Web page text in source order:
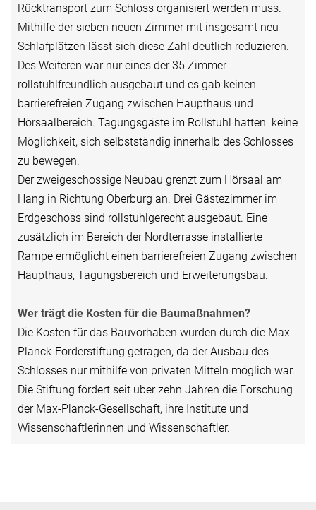
Rücktransport zum Schloss organisiert werden muss.
Mithilfe der sieben neuen Zimmer mit insgesamt neu
Schlafplätzen lässt sich diese Zahl deutlich reduzieren.
Des Weiteren war nur eines der 35 Zimmer
rollstuhlfreundlich ausgebaut und es gab keinen
barrierefreien Zugang zwischen Haupthaus und
Hörsaalbereich. Tagungsgäste im Rollstuhl hatten keine
Möglichkeit, sich selbstständig innerhalb des Schlosses
zu bewegen.
Der zweigeschossige Neubau grenzt zum Hörsaal am
Hang in Richtung Oberburg an. Drei Gästezimmer im
Erdgeschoss sind rollstuhlgerecht ausgebaut. Eine
zusätzlich im Bereich der Nordterrasse installierte
Rampe ermöglicht einen barrierefreien Zugang zwischen
Haupthaus, Tagungsbereich und Erweiterungsbau.
Wer trägt die Kosten für die Baumaßnahmen?
Die Kosten für das Bauvorhaben wurden durch die Max-
Planck-Förderstiftung getragen, da der Ausbau des
Schlosses nur mithilfe von privaten Mitteln möglich war.
Die Stiftung fördert seit über zehn Jahren die Forschung
der Max-Planck-Gesellschaft, ihre Institute und
Wissenschaftlerinnen und Wissenschaftler.